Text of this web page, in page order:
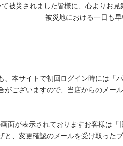
被災されました皆様に、心よりお
被災地における一日も
本サイトで初回ログイン時には
ございますので、当店からのメー
面が表示されておりますお客様は
、変更確認のメールを受け取った